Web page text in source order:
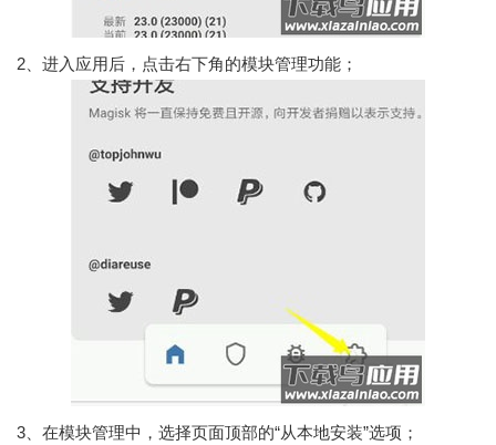
2、进入应用后，点击右下角的模块管理功能；
3、在模块管理中，选择页面顶部的“从本地安装”选项；